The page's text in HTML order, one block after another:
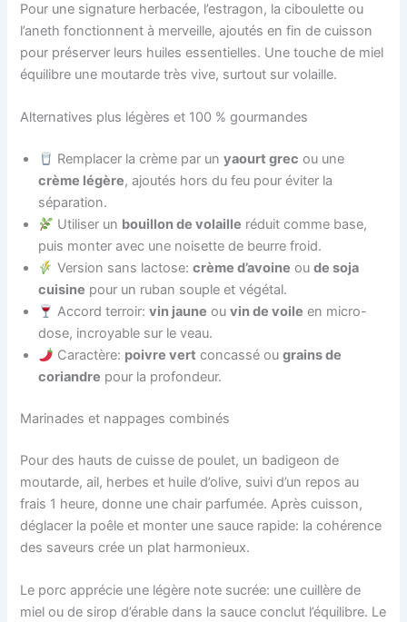
Pour une signature herbacée, l’estragon, la ciboulette ou
l’aneth fonctionnent à merveille, ajoutés en fin de cuisson
pour préserver leurs huiles essentielles. Une touche de miel
équilibre une moutarde très vive, surtout sur volaille.
Alternatives plus légères et 100 % gourmandes
Remplacer la crème par unyaourt grec ou une
crème légère, ajoutés hors du feu pour éviter la
séparation.
Utiliser un bouillon de volaille réduit comme base,
puis monter avec une noisette de beurre froid.
Version sans lactose:crème d’avoine oude soja
cuisine pour un ruban souple et végétal.
Accord terroir:vin jaune ouvin de voile en micro-
dose, incroyable sur le veau.
Caractère: poivre vert concassé ougrains de
coriandre pour la profondeur.
Marinades et nappages combinés
Pour des hauts de cuisse de poulet, un badigeon de
moutarde, ail, herbes et huile d’olive, suivi d’un repos au
frais 1 heure, donne une chair parfumée. Après cuisson,
déglacer la poêle et monter une sauce rapide: la cohérence
des saveurs crée un plat harmonieux.
Le porc apprécie une légère note sucrée: une cuillère de
miel ou de sirop d’érable dans la sauce conclut l’équilibre. Le